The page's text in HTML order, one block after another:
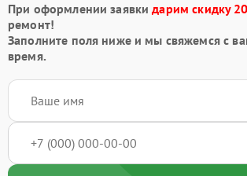
При оформлении заявкидарим скидку
ремонт!
Заполните поля ниже и мы свяжемся с
время.